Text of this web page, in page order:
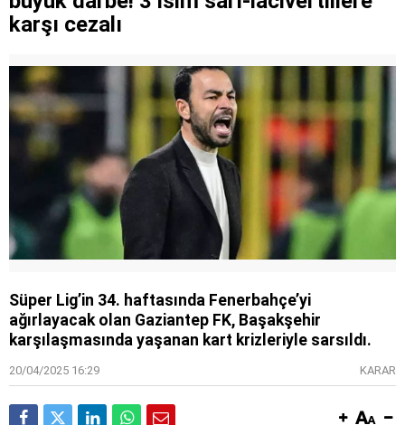
karşı cezalı
Süper Lig’in 34. haftasında Fenerbahçe’yi
ağırlayacak olan Gaziantep FK, Başakşehir
karşılaşmasında yaşanan kart krizleriyle sarsıldı.
20/04/2025 16:29 KARAR